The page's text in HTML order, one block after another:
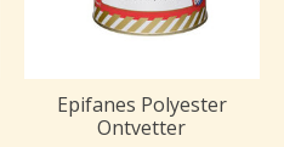
Epifanes Polyester
Ontvetter